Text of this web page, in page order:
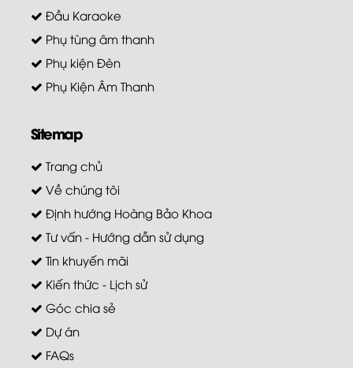
Đầu Karaoke
Phụ tùng âm thanh
Phụ kiện Đèn
Phụ Kiện Âm Thanh
Sitemap
Trang chủ
Về chúng tôi
Định hướng Hoàng Bảo Khoa
Tư vấn - Hướng dẫn sử dụng
Tin khuyến mãi
Kiến thức - Lịch sử
Góc chia sẻ
Dự án
FAQs